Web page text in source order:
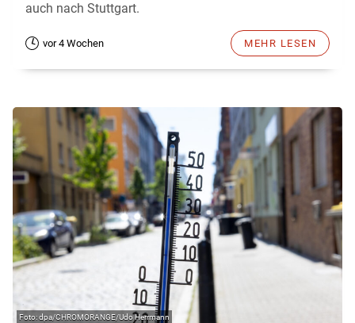
auch nach Stuttgart.
vor 4 Wochen MEHR LESEN
dpa/CHROMORANGE/Udo Herrmann